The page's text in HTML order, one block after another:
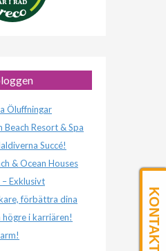
Öluffningar
Beach Resort & Spa
Succé!
& Ocean Houses
Exklusivt
förbättra dina
i karriären!